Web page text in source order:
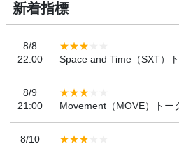
新着指標
8/8
22:00
Space and Time（SXT）
8/9
21:00
Movement（MOVE）トー
8/10